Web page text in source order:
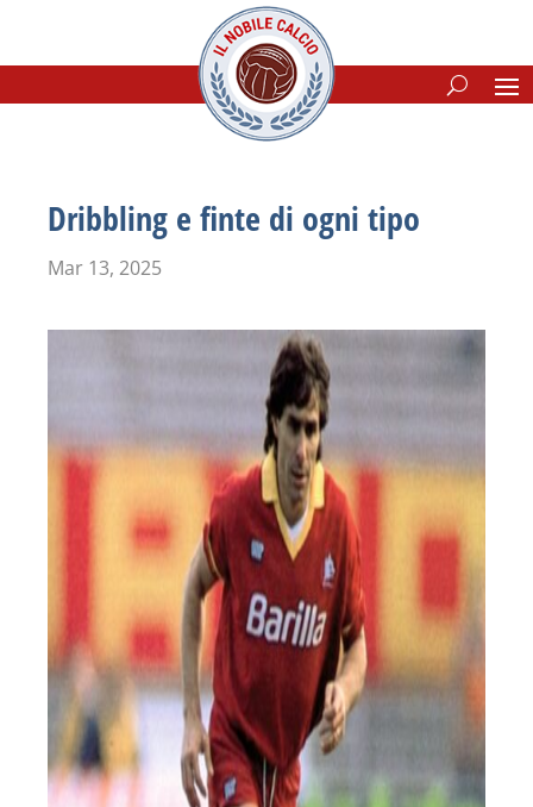
Dribbling e finte di ogni tipo
Mar 13, 2025